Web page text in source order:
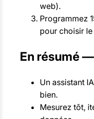
web).
Programmez
pour choisir
En résumé
Un assistant
bien.
Mesurez tôt,